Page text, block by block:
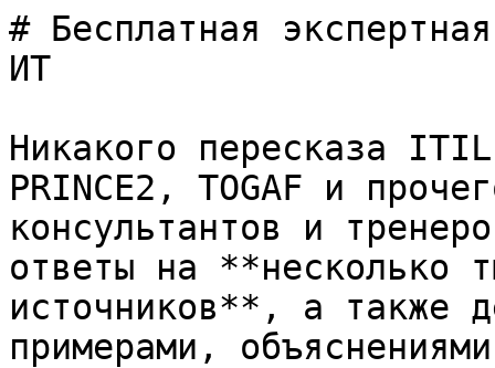
# Бесплатная
ИТ
Никакого пересказа
PRINCE2, TOGAF и
консультантов и
ответы на **несколько
источников**, а также
примерами,